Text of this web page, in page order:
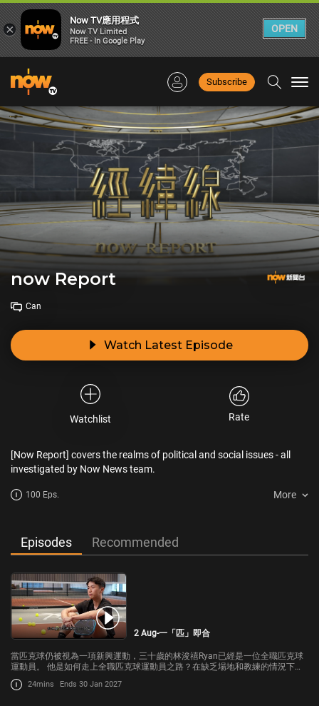
Subscribe
now Report
Can
Watch Latest Episode
Watchlist Rate
[Now Report] covers the realms of political and social issues - all
investigated by Now News team.
100 Eps. More
Episodes Recommended
2 Aug-一「匹」即合
當匹克球仍被視為一項新興運動，三十歲的林浚禧Ryan已經是一位全職匹克球
運動員。 他是如何走上全職匹克球運動員之路？在缺乏場地和教練的情況下，
他又如何登上世界盃的舞台？
24mins Ends 30 Jan 2027
×
Now TV應用程式
Now TV Limited
FREE - In Google Play
OPEN